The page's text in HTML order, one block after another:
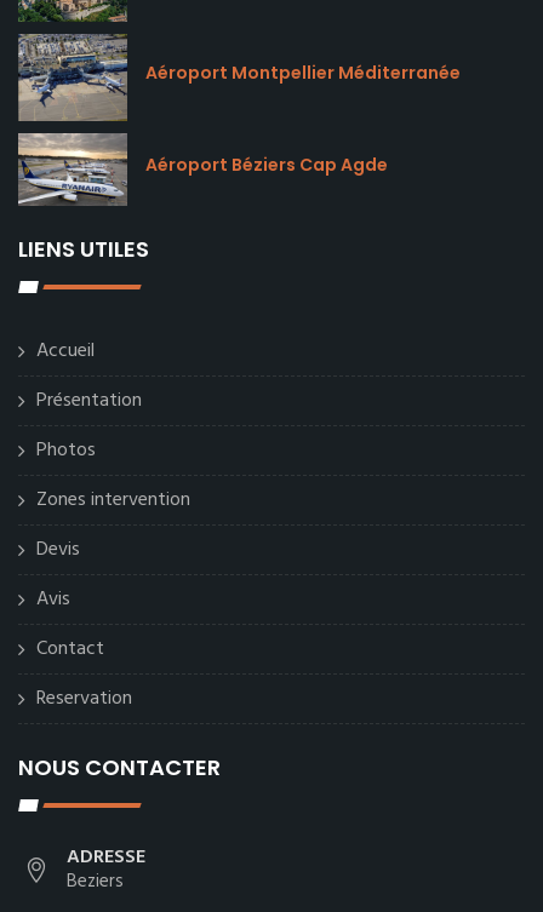
Aéroport Montpellier Méditerranée
Aéroport Béziers Cap Agde
LIENS UTILES
Accueil
Présentation
Photos
Zones intervention
Devis
Avis
Contact
Reservation
NOUS CONTACTER
ADRESSE
Beziers